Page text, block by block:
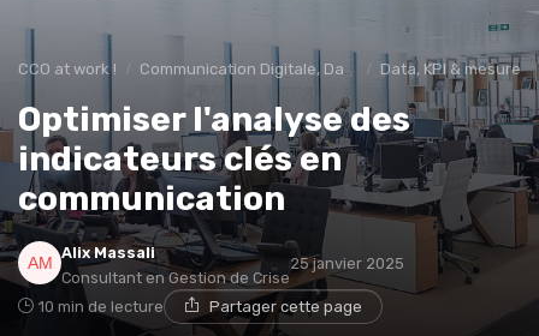
CCO at work ! Communication Digitale, Data & IA Data, KPI & mesure
Optimiser l'analyse des
indicateurs clés en
communication
Alix Massali
Consultant en Gestion de Crise
25 janvier 2025
10 min de lecture Partager cette page